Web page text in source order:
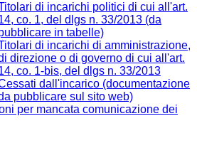
di incarichi politici di cui all'art.
co. 1, del dlgs n. 33/2013 (da
in tabelle)
di incarichi di amministrazione,
direzione o di governo di cui all'art.
co. 1-bis, del dlgs n. 33/2013
dall'incarico (documentazione
pubblicare sul sito web)
per mancata comunicazione dei